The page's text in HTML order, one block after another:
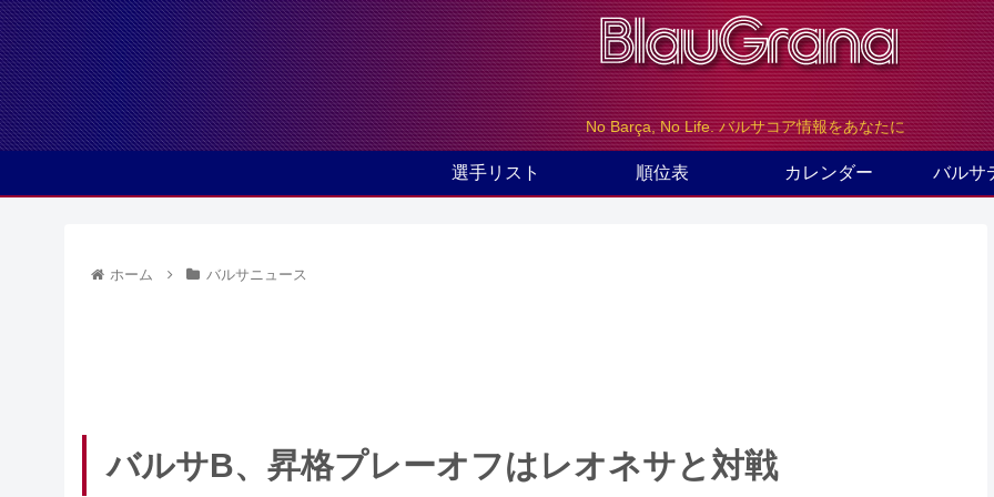
No Barça, No Life. バルサコア情報をあなたに
選手リスト 順位表 カレンダー バルサ
ホーム バルサニュース
バルサB、昇格プレーオフはレオネサと対戦